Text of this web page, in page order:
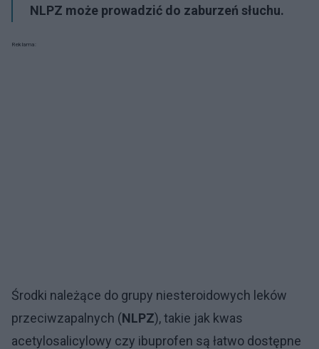
NLPZ może prowadzić do zaburzeń słuchu.
Reklama:
Środki należące do grupy niesteroidowych leków
przeciwzapalnych (NLPZ), takie jak kwas
acetylosalicylowy czy ibuprofen są łatwo dostępne